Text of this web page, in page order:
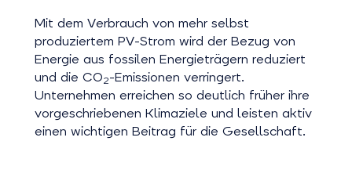
Mit dem Verbrauch von mehr selbst
produziertem PV-Strom wird der Bezug von
Energie aus fossilen Energieträgern reduziert
und die CO2-Emissionen verringert.
Unternehmen erreichen so deutlich früher ihre
vorgeschriebenen Klimaziele und leisten aktiv
einen wichtigen Beitrag für die Gesellschaft.